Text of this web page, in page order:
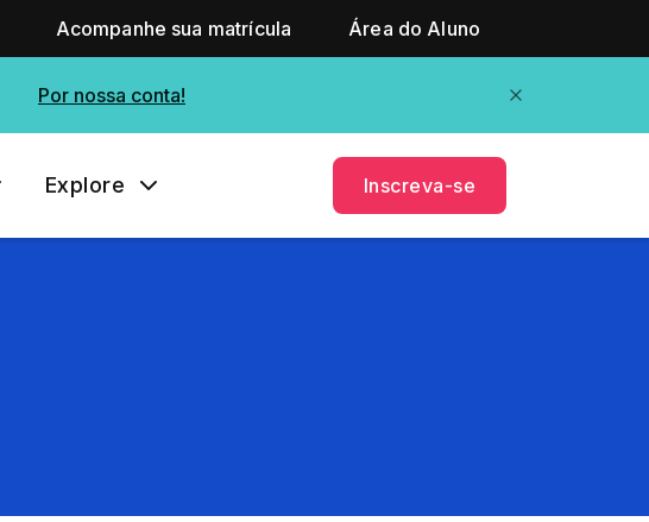
Acompanhe sua matrícula Área do Aluno
Por nossa conta!
Explore Inscreva-se